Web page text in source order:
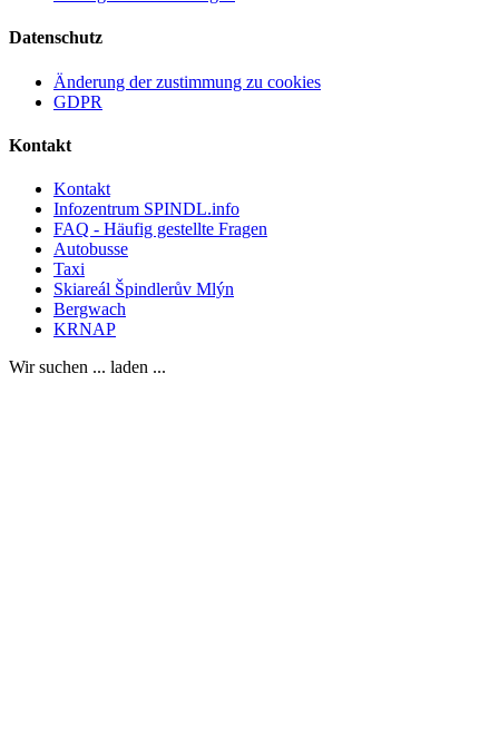
Datenschutz
Änderung der zustimmung zu cookies
GDPR
Kontakt
Kontakt
Infozentrum SPINDL.info
FAQ - Häufig gestellte Fragen
Autobusse
Taxi
Skiareál Špindlerův Mlýn
Bergwach
KRNAP
Wir suchen ... laden ...